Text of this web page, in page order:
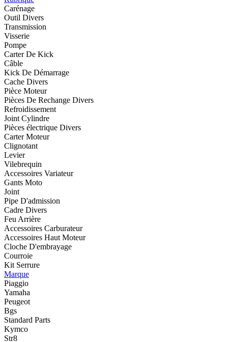
Carénage
Outil Divers
Transmission
Visserie
Pompe
Carter De Kick
Câble
Kick De Démarrage
Cache Divers
Pièce Moteur
Pièces De Rechange Divers
Refroidissement
Joint Cylindre
Pièces électrique Divers
Carter Moteur
Clignotant
Levier
Vilebrequin
Accessoires Variateur
Gants Moto
Joint
Pipe D'admission
Cadre Divers
Feu Arrière
Accessoires Carburateur
Accessoires Haut Moteur
Cloche D'embrayage
Courroie
Kit Serrure
Marque
Piaggio
Yamaha
Peugeot
Bgs
Standard Parts
Kymco
Str8